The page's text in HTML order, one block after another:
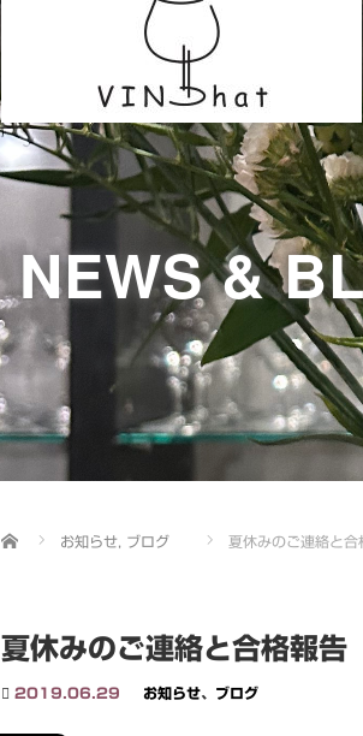
NEWS &
Home お知らせ ブログ 夏休みのご連絡と合
夏休みのご連絡と合格報告
2019.06.29 お知らせ、 ブログ